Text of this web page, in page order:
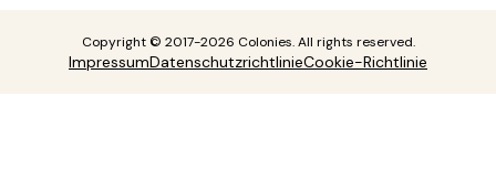
Copyright © 2017-2026 Colonies. All rights reserved.
ImpressumDatenschutzrichtlinieCookie-Richtlinie